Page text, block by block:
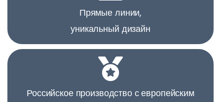
Прямые линии,
уникальный дизайн
Российское производство с европейским